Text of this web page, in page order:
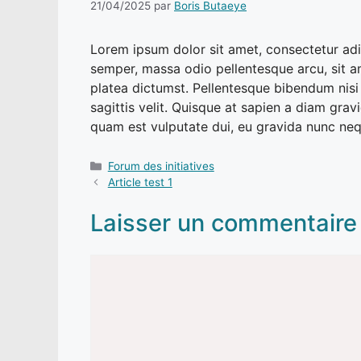
21/04/2025 par Boris Butaeye
Lorem ipsum dolor sit amet, consectetur
semper, massa odio pellentesque arcu, sit
platea dictumst. Pellentesque bibendum
sagittis velit. Quisque at sapien a diam
quam est vulputate dui, eu gravida nunc
Catégories
Forum des initiatives
Article test 1
Laisser un commentaire